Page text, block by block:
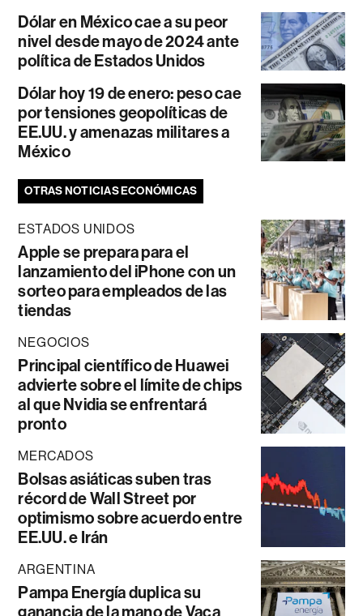
Dólar en México cae a su peor
nivel desde mayo de 2024 ante
política de Estados Unidos
Dólar hoy 19 de enero: peso cae
por tensiones geopolíticas de
EE.UU. y amenazas militares a
México
OTRAS NOTICIAS ECONÓMICAS
ESTADOS UNIDOS
Apple se prepara para el
lanzamiento del iPhone con un
sorteo para empleados de las
tiendas
NEGOCIOS
Principal científico de Huawei
advierte sobre el límite de chips
al que Nvidia se enfrentará
pronto
MERCADOS
Bolsas asiáticas suben tras
récord de Wall Street por
optimismo sobre acuerdo entre
EE.UU. e Irán
ARGENTINA
Pampa Energía duplica su
ganancia de la mano de Vaca